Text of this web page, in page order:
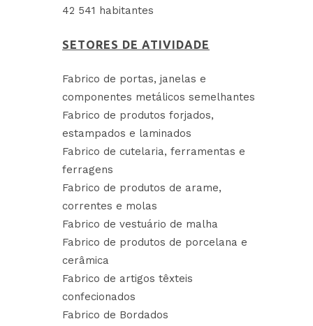
42 541 habitantes
SETORES DE ATIVIDADE
Fabrico de portas, janelas e
componentes metálicos semelhantes
Fabrico de produtos forjados,
estampados e laminados
Fabrico de cutelaria, ferramentas e
ferragens
Fabrico de produtos de arame,
correntes e molas
Fabrico de vestuário de malha
Fabrico de produtos de porcelana e
cerâmica
Fabrico de artigos têxteis
confecionados
Fabrico de Bordados